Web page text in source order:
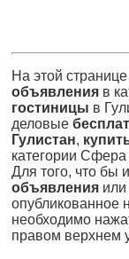
На этой
объявления в
гостиницы в
деловые
Гулистан,
категории Сфера
Для того, что бы
объявления или
опубликованное
необходимо
правом верхнем